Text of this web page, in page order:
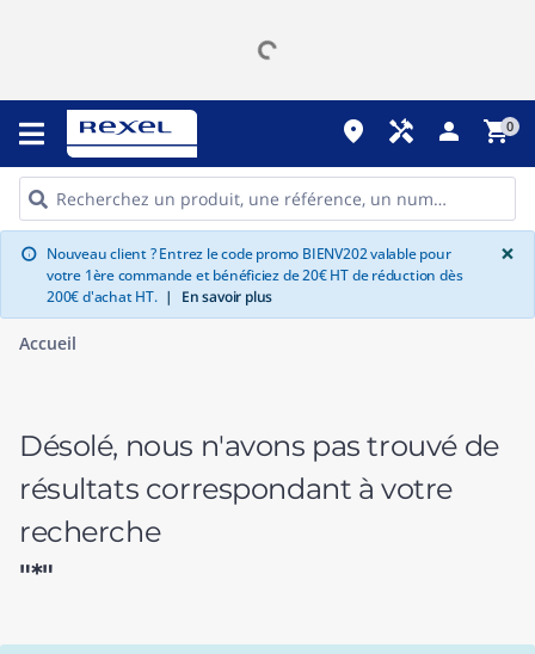
place handyman person shopping_cart0
info Nouveau client ? Entrez le code promo BIENV202 valable pour
votre 1ère commande et bénéficiez de 20€ HT de réduction dès
200€ d'achat HT. | En savoir plus
×
Accueil
Désolé, nous n'avons pas trouvé de
résultats correspondant à votre
recherche
"*"